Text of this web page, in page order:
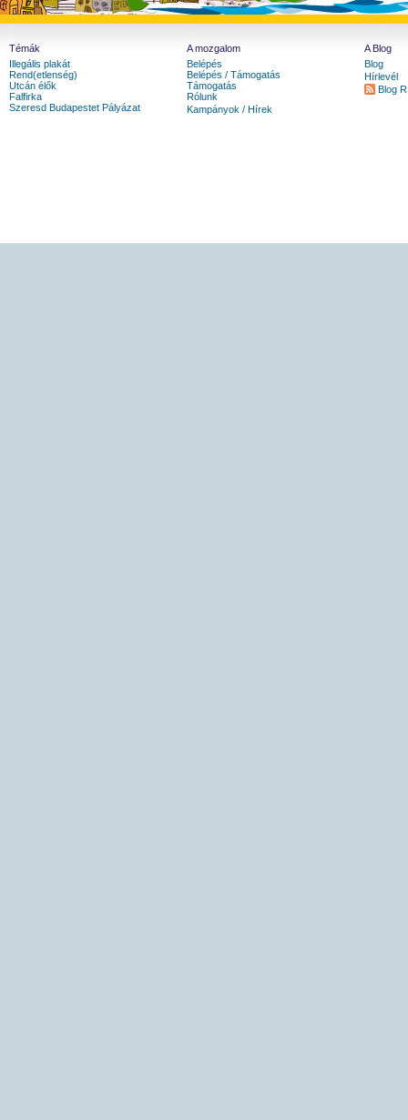
Témák
Illegális plakát
Rend(etlenség)
Utcán élők
Falfirka
Szeresd Budapestet Pályázat
A mozgalom
Belépés
Belépés / Támogatás
Támogatás
Rólunk
Kampányok / Hírek
A Blog
Blog
Hírlevél
Blog